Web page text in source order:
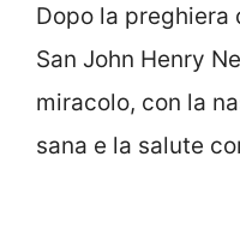
Dopo la
San John Henry
miracolo, con la
sana e la salute